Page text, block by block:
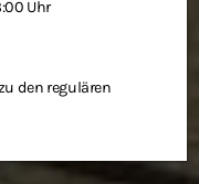
Uhr
den regulären